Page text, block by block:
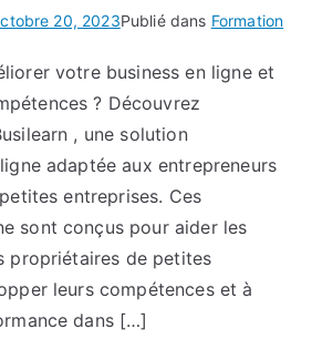
20, 2023Publié dans Formation
votre business en ligne et
? Découvrez
, une solution
adaptée aux entrepreneurs
entreprises. Ces
sont conçus pour aider les
propriétaires de petites
leurs compétences et à
dans […]